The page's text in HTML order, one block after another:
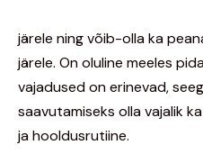
järele ning võib-olla ka
järele. On oluline meeles
vajadused on erinevad,
saavutamiseks olla vajalik
ja hooldusrutiine.